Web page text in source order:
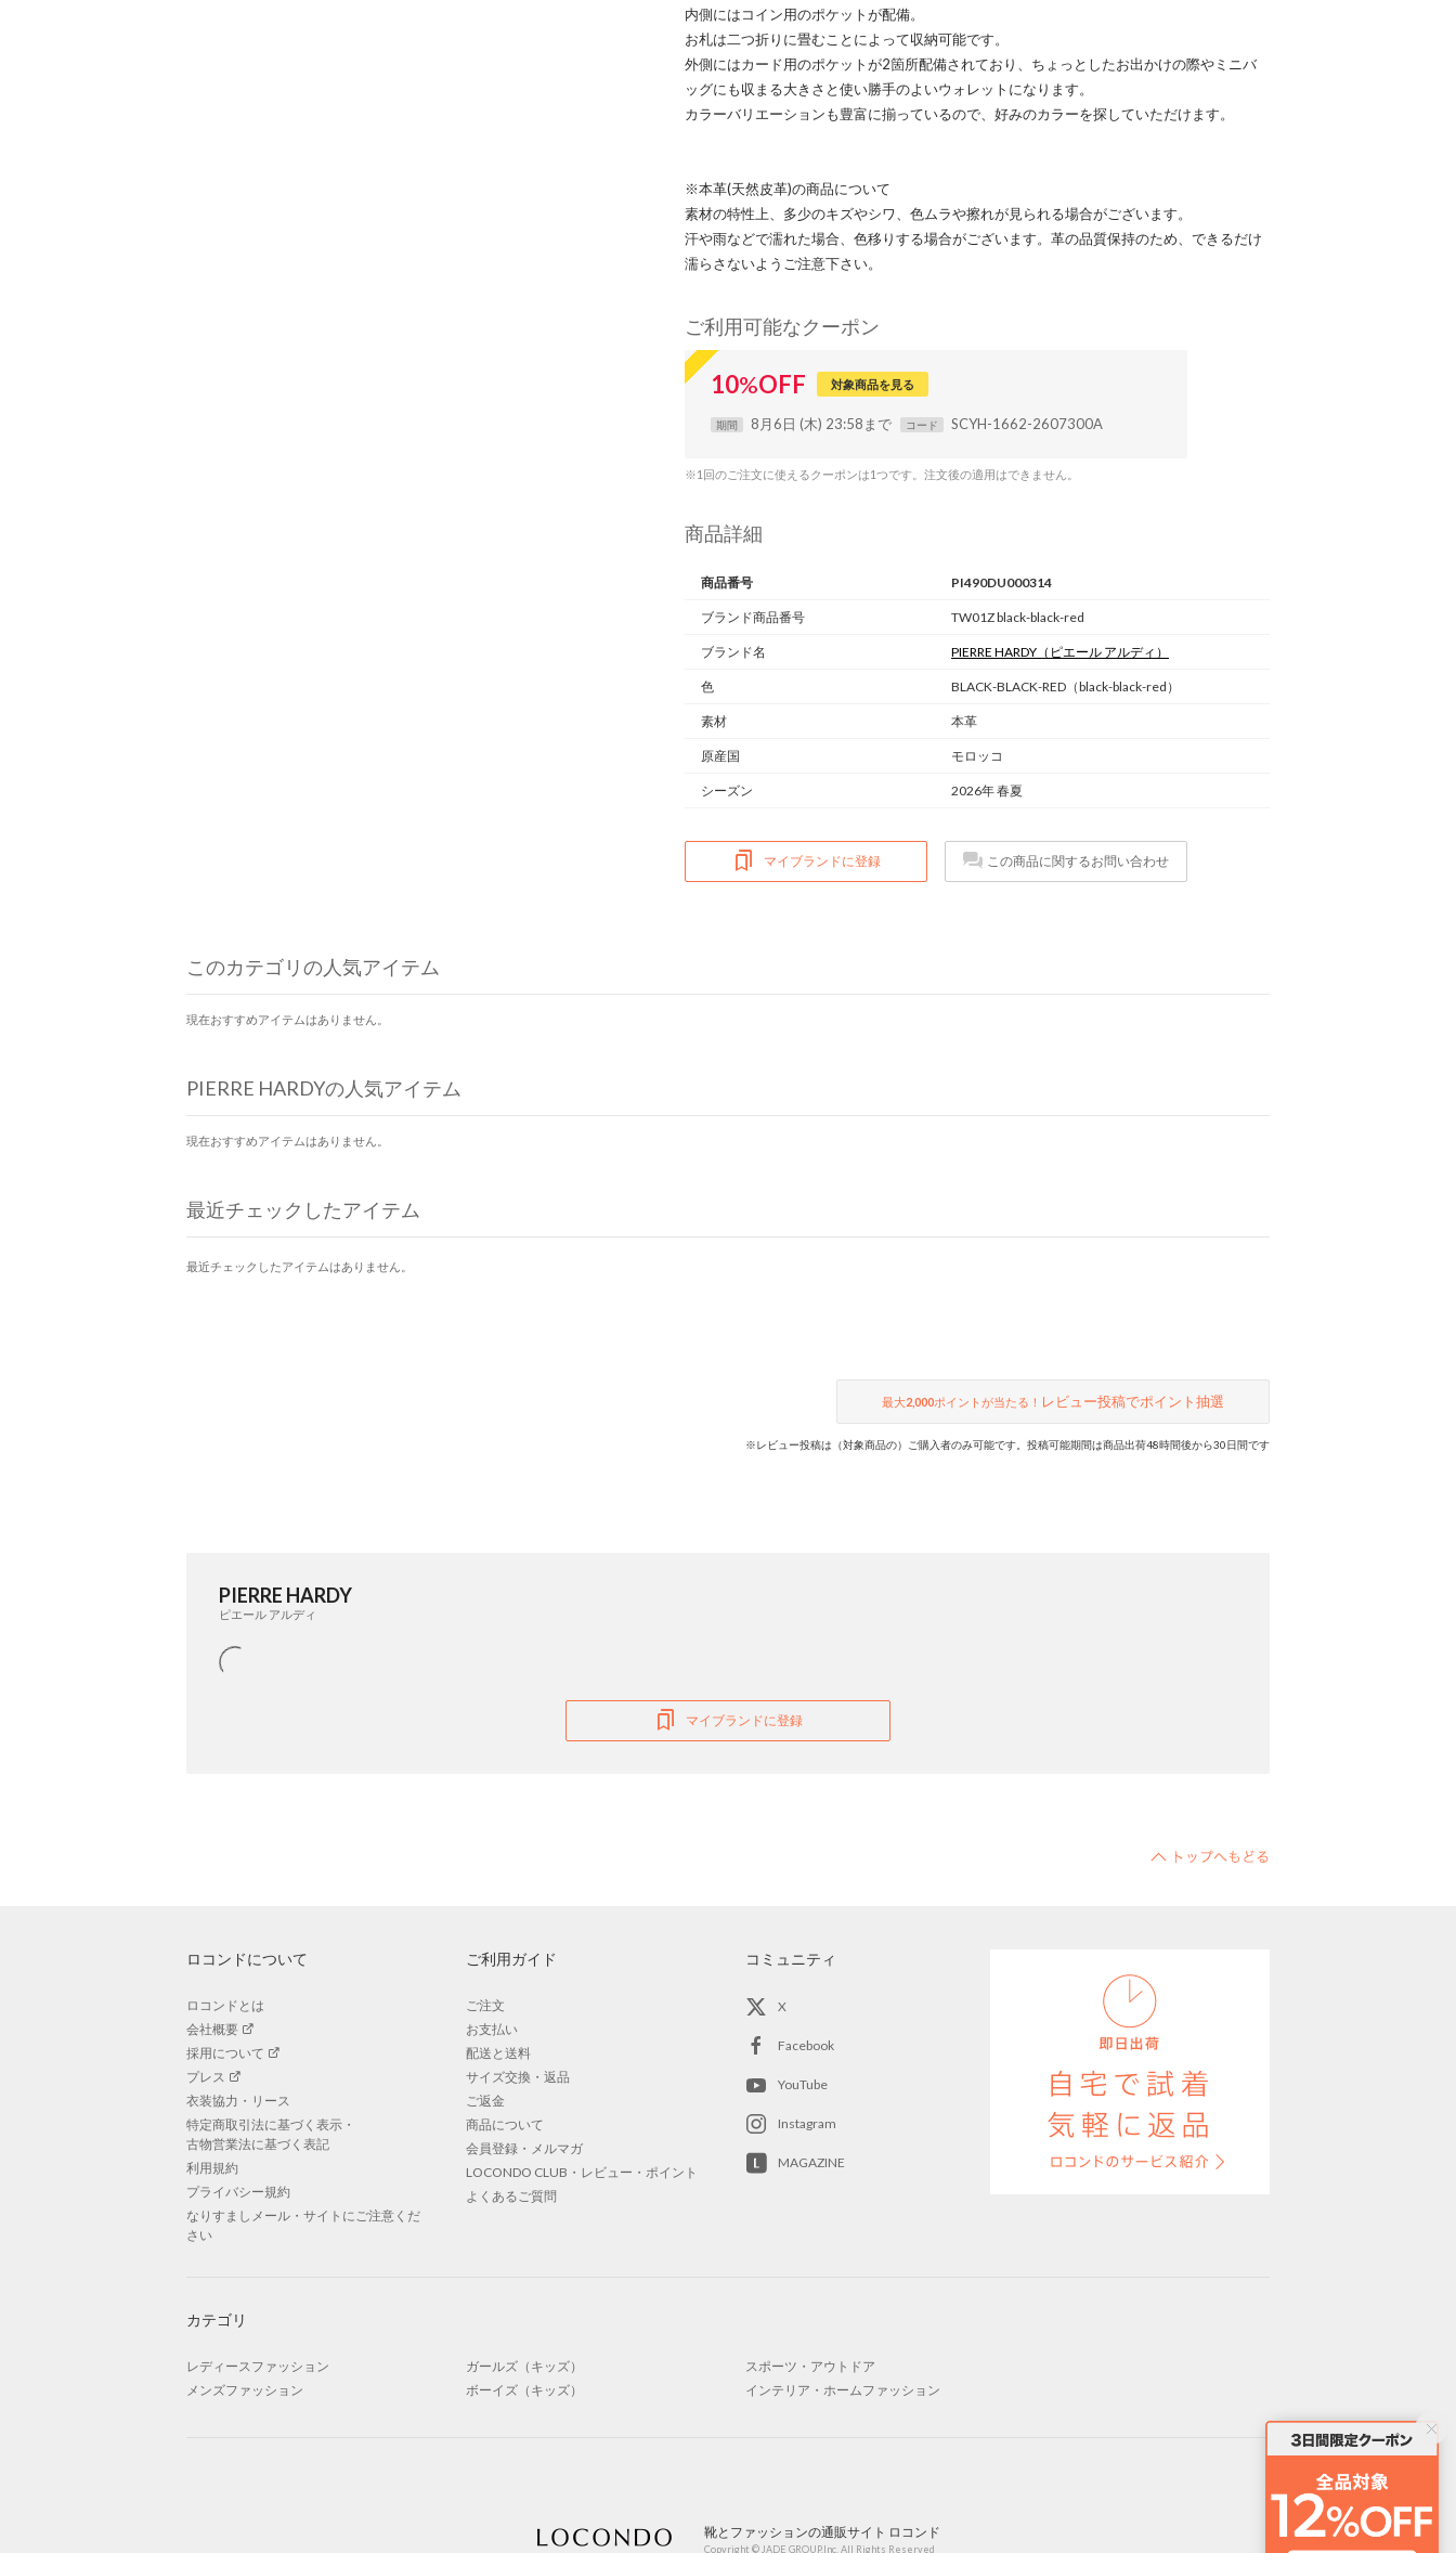
内側にはコイン用のポケットが配備。
お札は二つ折りに畳むことによって収納可能です。
外側にはカード用のポケットが2箇所配備されており、ちょっとしたお出かけの際やミニバ
ッグにも収まる大きさと使い勝手のよいウォレットになります。
カラーバリエーションも豊富に揃っているので、好みのカラーを探していただけます。
※本革(天然皮革)の商品について
素材の特性上、多少のキズやシワ、色ムラや擦れが見られる場合がございます。
汗や雨などで濡れた場合、色移りする場合がございます。革の品質保持のため、できるだけ
濡らさないようご注意下さい。
ご利用可能なクーポン
10%OFF 対象商品を見る
期間 8月6日 (木) 23:58まで コード SCYH-1662-2607300A
※1回のご注文に使えるクーポンは1つです。注文後の適用はできません。
商品詳細
商品番号 PI490DU000314
ブランド商品番号 TW01Z black-black-red
ブランド名 PIERRE HARDY （ピエール アルディ）
色 BLACK-BLACK-RED（black-black-red）
素材 本革
原産国 モロッコ
シーズン 2026年 春夏
マイブランドに登録 この商品に関するお問い合わせ
このカテゴリの人気アイテム
現在おすすめアイテムはありません。
PIERRE HARDYの人気アイテム
現在おすすめアイテムはありません。
最近チェックしたアイテム
最近チェックしたアイテムはありません。
最大2,000ポイントが当たる！ レビュー投稿でポイント抽選
※レビュー投稿は（対象商品の）ご購入者のみ可能です。投稿可能期間は商品出荷48時間後から30日間です
PIERRE HARDY
ピエール アルディ
マイブランドに登録
ロコンドについて
ロコンドとは
会社概要
採用について
プレス
衣装協力・リース
特定商取引法に基づく表示・
古物営業法に基づく表記
利用規約
プライバシー規約
なりすましメール・サイトにご注意くだ
さい
ご利用ガイド
ご注文
お支払い
配送と送料
サイズ交換・返品
ご返金
商品について
会員登録・メルマガ
LOCONDO CLUB・レビュー・ポイント
よくあるご質問
コミュニティ
X
Facebook
YouTube
Instagram
MAGAZINE
カテゴリ
レディースファッション
メンズファッション
ガールズ（キッズ）
ボーイズ（キッズ）
スポーツ・アウトドア
インテリア・ホームファッション
靴とファッションの通販サイト ロコンド
Copyright © JADE GROUP,Inc. All Rights Reserved